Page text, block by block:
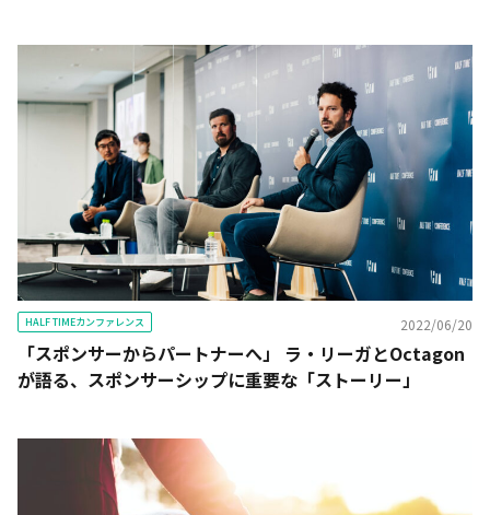
HALF TIMEカンファレンス 2022/06/20
「スポンサーからパートナーへ」 ラ・リーガとOctagon
が語る、スポンサーシップに重要な「ストーリー」